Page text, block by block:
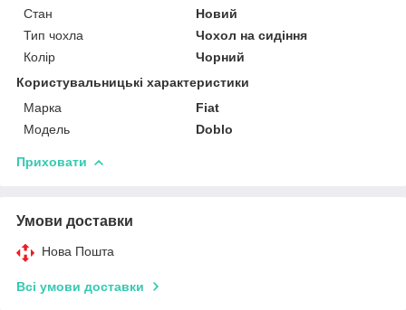
Стан
Новий
Тип чохла
Чохол на сидіння
Колір
Чорний
Користувальницькі характеристики
Марка
Fiat
Модель
Doblo
Приховати
Умови доставки
Нова Пошта
Всі умови доставки